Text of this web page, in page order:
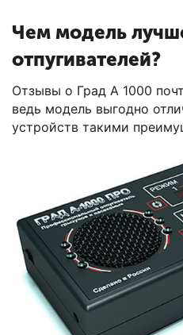
Чем модель
отпугивателей?
Отзывы о Град А 1000
ведь модель выгодно
устройств такими